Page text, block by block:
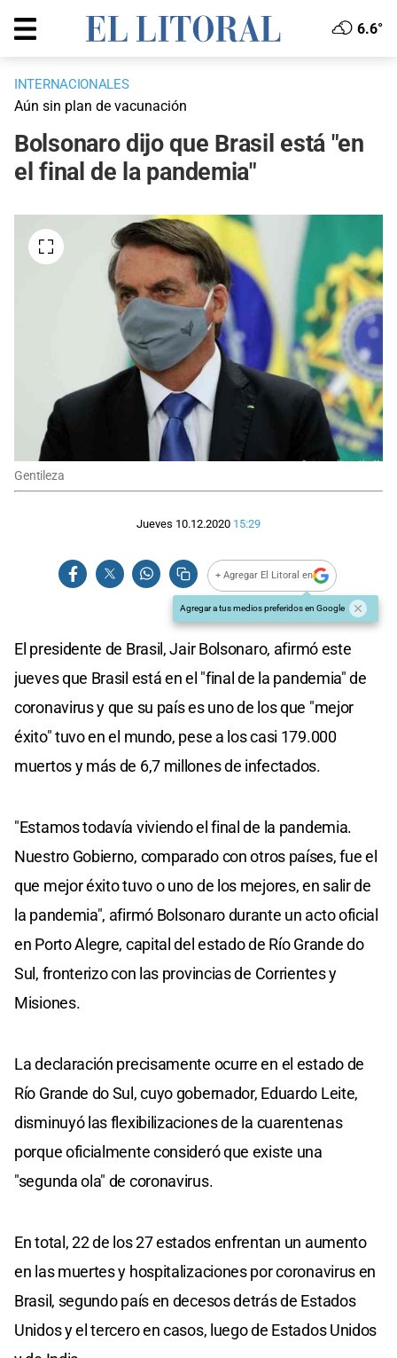
6.6°
INTERNACIONALES
Aún sin plan de vacunación
Bolsonaro dijo que Brasil está "en
el final de la pandemia"
Gentileza
Jueves 10.12.2020 15:29
+ Agregar El Litoral en
Agregar a tus medios preferidos en Google
El presidente de Brasil, Jair Bolsonaro, afirmó este
jueves que Brasil está en el "final de la pandemia" de
coronavirus y que su país es uno de los que "mejor
éxito" tuvo en el mundo, pese a los casi 179.000
muertos y más de 6,7 millones de infectados.
"Estamos todavía viviendo el final de la pandemia.
Nuestro Gobierno, comparado con otros países, fue el
que mejor éxito tuvo o uno de los mejores, en salir de
la pandemia", afirmó Bolsonaro durante un acto oficial
en Porto Alegre, capital del estado de Río Grande do
Sul, fronterizo con las provincias de Corrientes y
Misiones.
La declaración precisamente ocurre en el estado de
Río Grande do Sul, cuyo gobernador, Eduardo Leite,
disminuyó las flexibilizaciones de la cuarentenas
porque oficialmente consideró que existe una
"segunda ola" de coronavirus.
En total, 22 de los 27 estados enfrentan un aumento
en las muertes y hospitalizaciones por coronavirus en
Brasil, segundo país en decesos detrás de Estados
Unidos y el tercero en casos, luego de Estados Unidos